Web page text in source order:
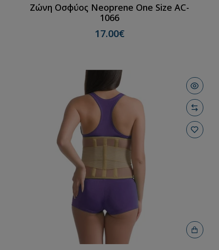
Ζώνη Οσφύος Neoprene One Size AC-
1066
17.00€